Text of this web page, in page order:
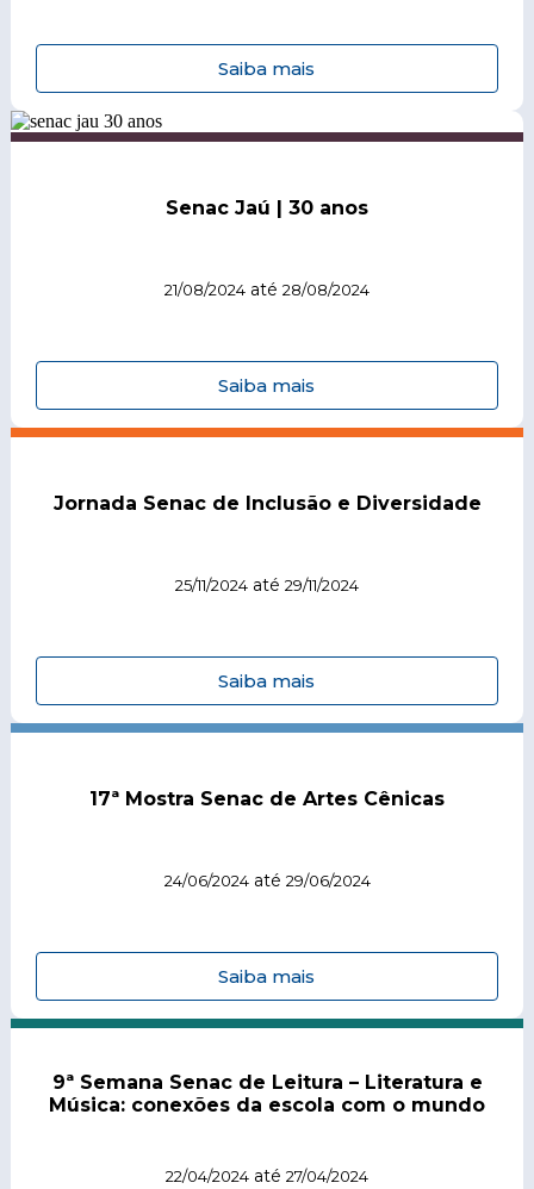
Saiba mais
Senac Jaú | 30 anos
21/08/2024 até 28/08/2024
Saiba mais
Jornada Senac de Inclusão e Diversidade
25/11/2024 até 29/11/2024
Saiba mais
17ª Mostra Senac de Artes Cênicas
24/06/2024até 29/06/2024
Saiba mais
9ª Semana Senac de Leitura – Literatura e
Música: conexões da escola com o mundo
22/04/2024 até 27/04/2024